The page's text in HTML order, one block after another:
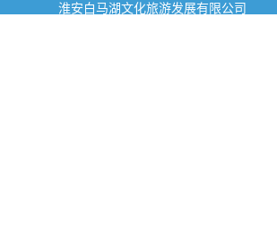
淮安白马湖文化旅游发展有限公司